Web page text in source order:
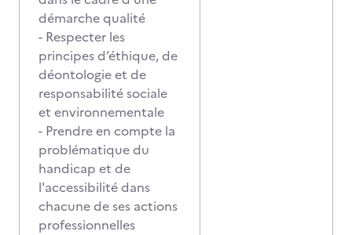
démarche qualité
- Respecter les
principes d’éthique, de
déontologie et de
responsabilité sociale
et environnementale
- Prendre en compte la
problématique du
handicap et de
l'accessibilité dans
chacune de ses actions
professionnelles